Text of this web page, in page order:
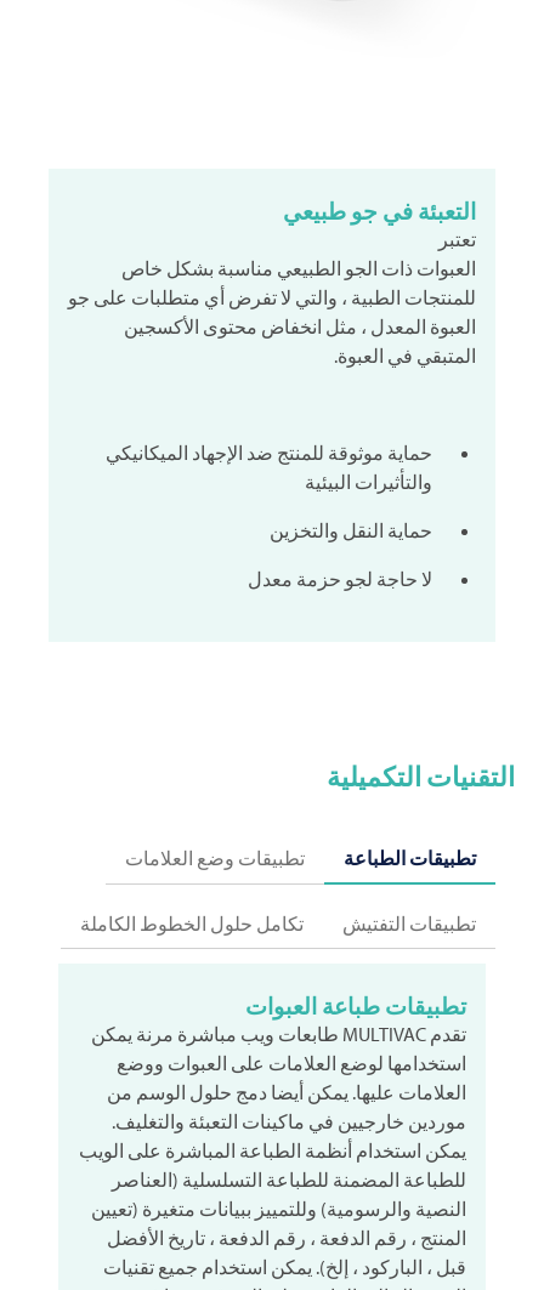
التعبئة في جو طبيعي
تعتبر
العبوات ذات الجو الطبيعي مناسبة بشكل خاص
للمنتجات الطبية ، والتي لا تفرض أي متطلبات على جو
العبوة المعدل ، مثل انخفاض محتوى الأكسجين
المتبقي في العبوة.
حماية موثوقة للمنتج ضد الإجهاد الميكانيكي
والتأثيرات البيئية
حماية النقل والتخزين
لا حاجة لجو حزمة معدل
التقنيات التكميلية
تطبيقات الطباعة تطبيقات وضع العلامات
تطبيقات التفتيش تكامل حلول الخطوط الكاملة
تطبيقات طباعة العبوات
تقدم MULTIVAC طابعات ويب مباشرة مرنة يمكن
استخدامها لوضع العلامات على العبوات ووضع
العلامات عليها. يمكن أيضا دمج حلول الوسم من
موردين خارجيين في ماكينات التعبئة والتغليف.
يمكن استخدام أنظمة الطباعة المباشرة على الويب
للطباعة المضمنة للطباعة التسلسلية (العناصر
النصية والرسومية) وللتمييز ببيانات متغيرة (تعيين
المنتج ، رقم الدفعة ، رقم الدفعة ، تاريخ الأفضل
قبل ، الباركود ، إلخ). يمكن استخدام جميع تقنيات